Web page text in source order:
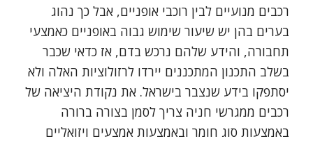
רכבים מנועיים לבין רוכבי אופניים, אבל כך נהוג
בערים בהן יש שיעור שימוש גבוה באופניים כאמצעי
תחבורה, והידע שלהם נרכש בדם, אז כדאי שכבר
בשלב התכנון המתכננים יירדו לרזולוציות האלה ולא
יסתפקו בידע שנצבר בישראל. את נקודת היציאה של
רכבים ממגרשי חניה צריך לסמן בצורה ברורה
באמצעות סוג חומר ובאמצעות אמצעים ויזואליים